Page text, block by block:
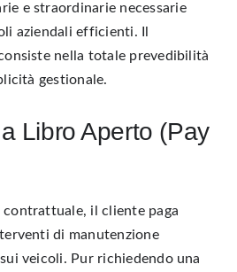
e straordinarie necessarie
aziendali efficienti. Il
nella totale prevedibilità
gestionale.
Libro Aperto (Pay
il cliente paga
di manutenzione
veicoli. Pur richiedendo una